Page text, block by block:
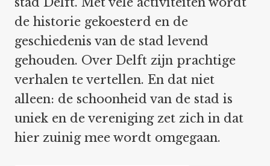
de historie gekoesterd en de
geschiedenis van de stad levend
gehouden. Over Delft zijn prachtige
verhalen te vertellen. En dat niet
alleen: de schoonheid van de stad is
uniek en de vereniging zet zich in dat
hier zuinig mee wordt omgegaan.